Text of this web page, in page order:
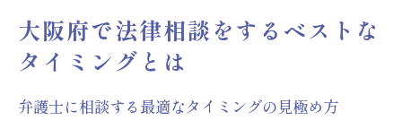
大阪府で法律相談をするベストな
タイミングとは
弁護士に相談する最適なタイミングの見極め方